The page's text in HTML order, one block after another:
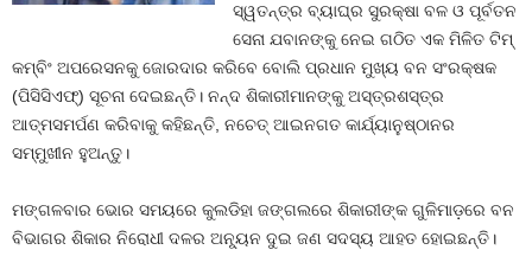
ସ୍ୱତନ୍ତ୍ର ବ୍ୟାଘ୍ର ସୁରକ୍ଷା ବଳ ଓ ପୂର୍ବତନ
ସେନା ଯବାନଙ୍କୁ ନେଇ ଗଠିତ ଏକ ମିଳିତ ଟିମ୍
କମ୍ବିଂ ଅପରେସନକୁ ଜୋରଦାର କରିବେ ବୋଲି ପ୍ରଧାନ ମୁଖ୍ୟ ବନ ସଂରକ୍ଷକ
(ପିସିସିଏଫ୍) ସୂଚନା ଦେଇଛନ୍ତି। ନନ୍ଦ ଶିକାରୀମାନଙ୍କୁ ଅସ୍ତ୍ରଶସ୍ତ୍ର
ଆତ୍ମସମର୍ପଣ କରିବାକୁ କହିଛନ୍ତି, ନଚେତ୍ ଆଇନଗତ କାର୍ଯ୍ୟାନୁଷ୍ଠାନର
ସମ୍ମୁଖୀନ ହୁଅନ୍ତୁ।
ମଙ୍ଗଳବାର ଭୋର ସମୟରେ କୁଲଡିହା ଜଙ୍ଗଲରେ ଶିକାରୀଙ୍କ ଗୁଳିମାଡ଼ରେ ବନ
ବିଭାଗର ଶିକାର ନିରୋଧୀ ଦଳର ଅନ୍ୟୂନ ଦୁଇ ଜଣ ସଦସ୍ୟ ଆହତ ହୋଇଛନ୍ତି।